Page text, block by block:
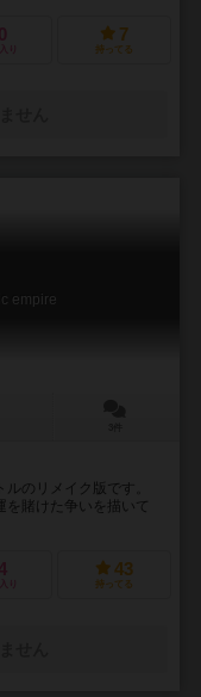
0
り
7
持ってる
empire
のリメイク版です。
を賭けた争いを描いて
4
り
43
持ってる